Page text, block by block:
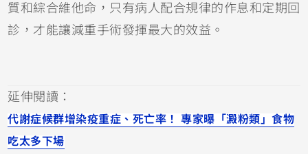
質和綜合維他命，只有病人配合規律的作息和定期回
診，才能讓減重手術發揮最大的效益。
延伸閱讀：
代謝症候群增染疫重症、死亡率！ 專家曝「澱粉類」食物
吃太多下場